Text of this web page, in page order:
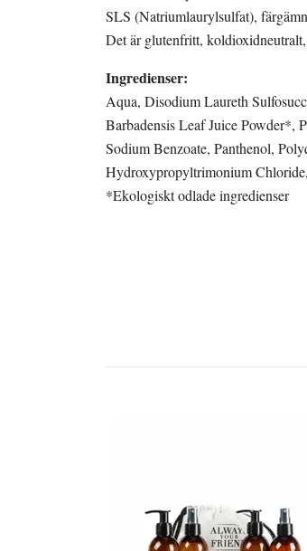
SLS (Natriumlaurylsulfat),
Det är glutenfritt,
Ingredienser:
Aqua, Disodium Laureth
Barbadensis Leaf Juice Powder*,
Sodium Benzoate, Panthenol,
Hydroxypropyltrimonium
*Ekologiskt odlade ingredienser